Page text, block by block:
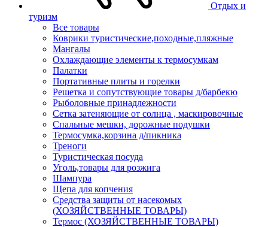
Отдых и
туризм
Все товары
Коврики туристические,походные,пляжные
Мангалы
Охлаждающие элементы к термосумкам
Палатки
Портативные плиты и горелки
Решетка и сопутствующие товары д/барбекю
Рыболовные принадлежности
Сетка затеняющие от солнца , маскировочные
Спальные мешки, дорожные подушки
Термосумка,корзина д/пикника
Треноги
Туристическая посуда
Уголь,товары для розжига
Шампура
Щепа для копчения
Средства защиты от насекомых
(ХОЗЯЙСТВЕННЫЕ ТОВАРЫ)
Термос (ХОЗЯЙСТВЕННЫЕ ТОВАРЫ)